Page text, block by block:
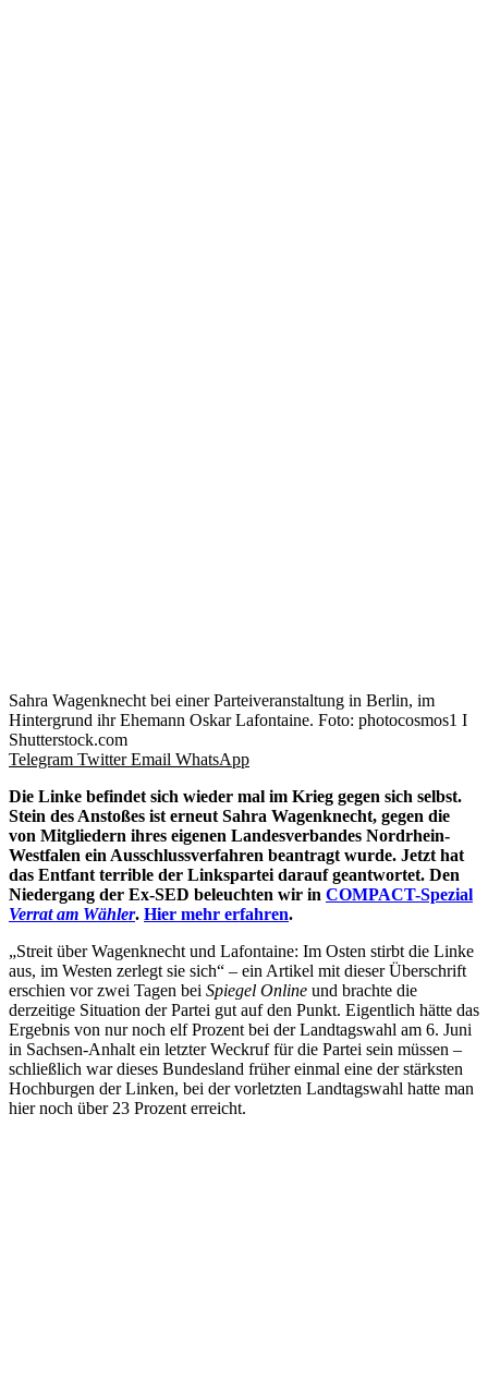
Sahra Wagenknecht bei einer Parteiveranstaltung in Berlin, im
Hintergrund ihr Ehemann Oskar Lafontaine. Foto: photocosmos1 I
Shutterstock.com
Telegram Twitter Email WhatsApp
Die Linke befindet sich wieder mal im Krieg gegen sich selbst.
Stein des Anstoßes ist erneut Sahra Wagenknecht, gegen die
von Mitgliedern ihres eigenen Landesverbandes Nordrhein-
Westfalen ein Ausschlussverfahren beantragt wurde. Jetzt hat
das Entfant terrible der Linkspartei darauf geantwortet. Den
Niedergang der Ex-SED beleuchten wir in COMPACT-Spezial
Verrat am Wähler. Hier mehr erfahren.
„Streit über Wagenknecht und Lafontaine: Im Osten stirbt die Linke
aus, im Westen zerlegt sie sich“ – ein Artikel mit dieser Überschrift
erschien vor zwei Tagen bei Spiegel Online und brachte die
derzeitige Situation der Partei gut auf den Punkt. Eigentlich hätte das
Ergebnis von nur noch elf Prozent bei der Landtagswahl am 6. Juni
in Sachsen-Anhalt ein letzter Weckruf für die Partei sein müssen –
schließlich war dieses Bundesland früher einmal eine der stärksten
Hochburgen der Linken, bei der vorletzten Landtagswahl hatte man
hier noch über 23 Prozent erreicht.